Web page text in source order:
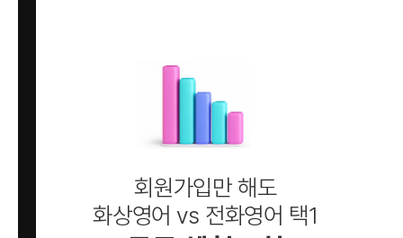
회원가입만 해도
화상영어 vs 전화영어 택1